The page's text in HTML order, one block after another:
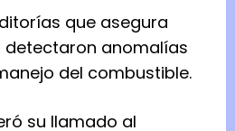
que asegura
detectaron anomalías
del combustible.
su llamado al